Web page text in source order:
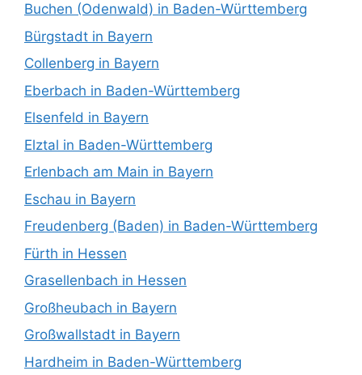
Buchen (Odenwald) in Baden-Württemberg
Bürgstadt in Bayern
Collenberg in Bayern
Eberbach in Baden-Württemberg
Elsenfeld in Bayern
Elztal in Baden-Württemberg
Erlenbach am Main in Bayern
Eschau in Bayern
Freudenberg (Baden) in Baden-Württemberg
Fürth in Hessen
Grasellenbach in Hessen
Großheubach in Bayern
Großwallstadt in Bayern
Hardheim in Baden-Württemberg